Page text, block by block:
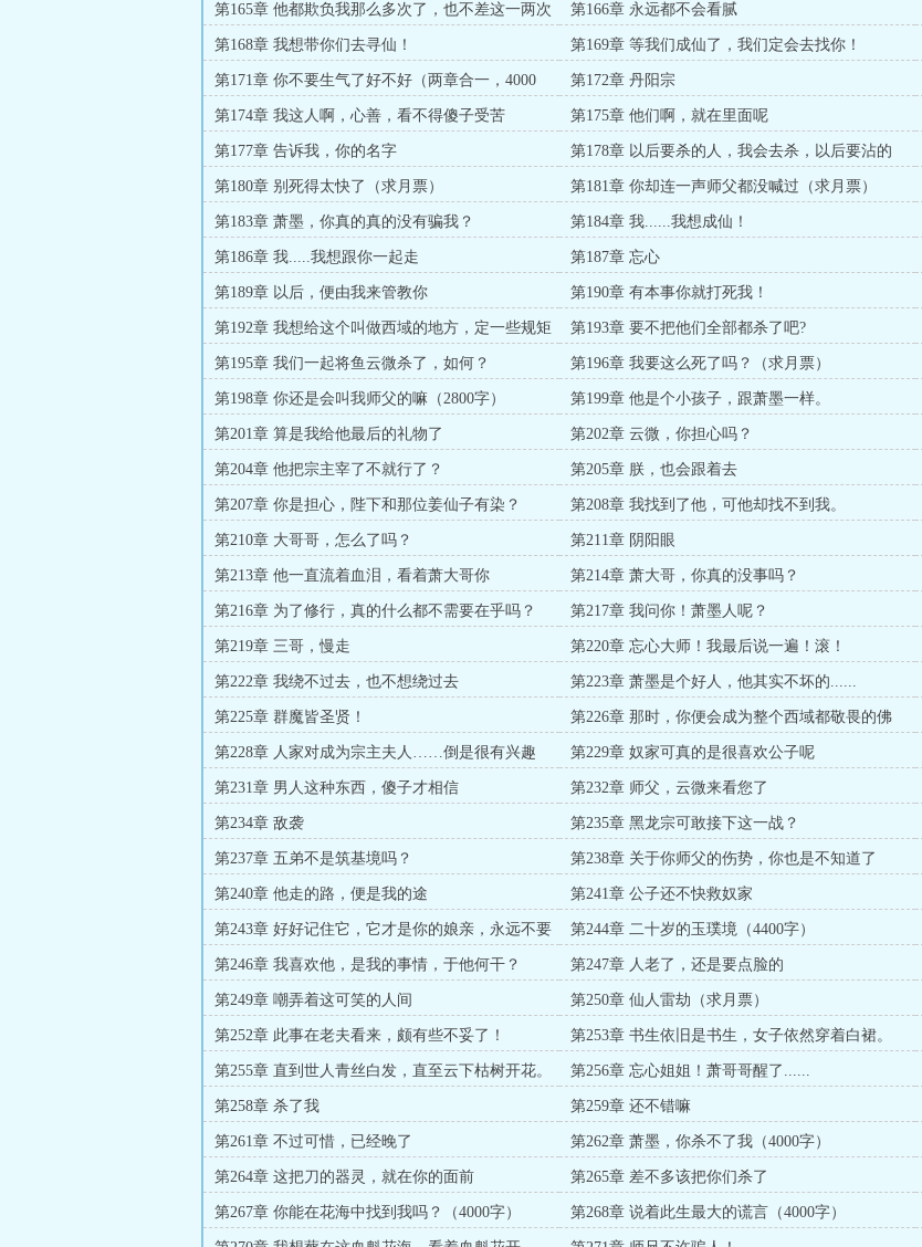
第165章 他都欺负我那么多次了，也不差这一两次
的
第166章 永远都不会看腻
第168章 我想带你们去寻仙！ 第169章 等我们成仙了，我们定会去找你！
第171章 你不要生气了好不好（两章合一，4000
字）
第172章 丹阳宗
第174章 我这人啊，心善，看不得傻子受苦 第175章 他们啊，就在里面呢
第177章 告诉我，你的名字
第178章 以后要杀的人，我会去杀，以后要沾的
血，我会去染
第180章 别死得太快了（求月票） 第181章 你却连一声师父都没喊过（求月票）
第183章 萧墨，你真的真的没有骗我？ 第184章 我......我想成仙！
第186章 我.....我想跟你一起走 第187章 忘心
第189章 以后，便由我来管教你 第190章 有本事你就打死我！
第192章 我想给这个叫做西域的地方，定一些规矩 第193章 要不把他们全部都杀了吧?
第195章 我们一起将鱼云微杀了，如何？ 第196章 我要这么死了吗？（求月票）
第198章 你还是会叫我师父的嘛（2800字） 第199章 他是个小孩子，跟萧墨一样。
第201章 算是我给他最后的礼物了 第202章 云微，你担心吗？
第204章 他把宗主宰了不就行了？ 第205章 朕，也会跟着去
第207章 你是担心，陛下和那位姜仙子有染？ 第208章 我找到了他，可他却找不到我。
第210章 大哥哥，怎么了吗？ 第211章 阴阳眼
第213章 他一直流着血泪，看着萧大哥你 第214章 萧大哥，你真的没事吗？
第216章 为了修行，真的什么都不需要在乎吗？ 第217章 我问你！萧墨人呢？
第219章 三哥，慢走 第220章 忘心大师！我最后说一遍！滚！
第222章 我绕不过去，也不想绕过去 第223章 萧墨是个好人，他其实不坏的......
第225章 群魔皆圣贤！
第226章 那时，你便会成为整个西域都敬畏的佛
（4000字，二章一）
第228章 人家对成为宗主夫人……倒是很有兴趣 第229章 奴家可真的是很喜欢公子呢
第231章 男人这种东西，傻子才相信 第232章 师父，云微来看您了
第234章 敌袭 第235章 黑龙宗可敢接下这一战？
第237章 五弟不是筑基境吗？ 第238章 关于你师父的伤势，你也是不知道了
第240章 他走的路，便是我的途 第241章 公子还不快救奴家
第243章 好好记住它，它才是你的娘亲，永远不要
忘记（5500字）
第244章 二十岁的玉璞境（4400字）
第246章 我喜欢他，是我的事情，于他何干？ 第247章 人老了，还是要点脸的
第249章 嘲弄着这可笑的人间 第250章 仙人雷劫（求月票）
第252章 此事在老夫看来，颇有些不妥了！ 第253章 书生依旧是书生，女子依然穿着白裙。
第255章 直到世人青丝白发，直至云下枯树开花。 第256章 忘心姐姐！萧哥哥醒了......
第258章 杀了我 第259章 还不错嘛
第261章 不过可惜，已经晚了 第262章 萧墨，你杀不了我（4000字）
第264章 这把刀的器灵，就在你的面前 第265章 差不多该把你们杀了
第267章 你能在花海中找到我吗？（4000字） 第268章 说着此生最大的谎言（4000字）